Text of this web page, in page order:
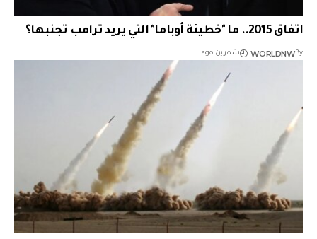
اتفاق 2015.. ما "خطيئة أوباما" التي يريد ترامب تجنبها؟
By
WORLDNW شهرين ago